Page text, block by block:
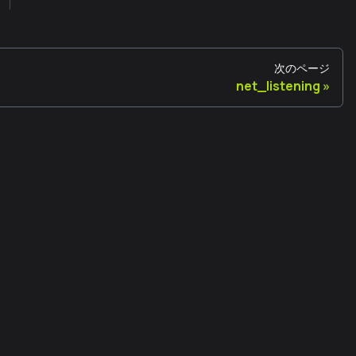
次のページ
net_listening